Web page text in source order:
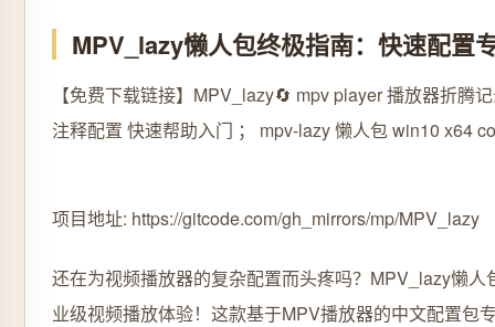
MPV_lazy懒人包终极指南：快速配置
【免费下载链接】MPV_lazy🔄 mpv player 播放器折腾
注释配置 快速帮助入门 ； mpv-lazy 懒人包 win10 x64
项目地址: https://gitcode.com/gh_mirrors/mp/MPV_lazy
还在为视频播放器的复杂配置而头疼吗？MPV_lazy懒人
业级视频播放体验！这款基于MPV播放器的中文配置包